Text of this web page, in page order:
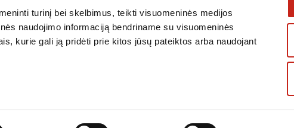
turinį bei skelbimus, teikti visuomeninės medijos
naudojimo informaciją bendriname su visuomeninės
kurie gali ją pridėti prie kitos jūsų pateiktos arba naudojant
Gartraukių priedai
Santechnika